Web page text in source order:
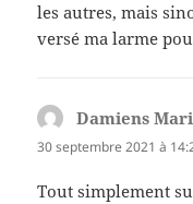
les autres, mais
versé ma larme
Damiens
30 septembre 2021 à
Tout simplement